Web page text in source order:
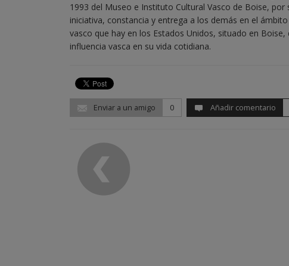
1993 del Museo e Instituto Cultural Vasco de Boise,
iniciativa, constancia y entrega a los demás en el
vasco que hay en los Estados Unidos, situado en
influencia vasca en su vida cotidiana.
Enviar a un amigo 0 Añadir comentario